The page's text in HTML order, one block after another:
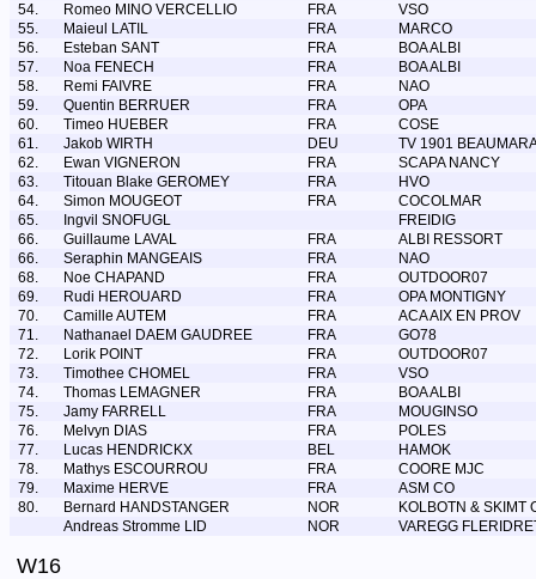
54.
Romeo MINO VERCELLIO FRA
VSO
55.
Maieul LATIL FRA
MARCO
56.
Esteban SANT FRA
BOA ALBI
57.
Noa FENECH FRA
BOA ALBI
58.
Remi FAIVRE FRA
NAO
59.
Quentin BERRUER FRA
OPA
60.
Timeo HUEBER FRA
COSE
61.
Jakob WIRTH DEU
TV 1901
62.
Ewan VIGNERON FRA
SCAPA NANCY
63.
Titouan Blake GEROMEY FRA
HVO
64.
Simon MOUGEOT FRA
COCOLMAR
65.
Ingvil SNOFUGL
FREIDIG
66.
Guillaume LAVAL FRA
ALBI RESSORT
66.
Seraphin MANGEAIS FRA
NAO
68.
Noe CHAPAND FRA
OUTDOOR07
69.
Rudi HEROUARD FRA
OPA MONTIGNY
70.
Camille AUTEM FRA
ACA AIX EN PROV
71.
Nathanael DAEM GAUDREE FRA
GO78
72.
Lorik POINT FRA
OUTDOOR07
73.
Timothee CHOMEL FRA
VSO
74.
Thomas LEMAGNER FRA
BOA ALBI
75.
Jamy FARRELL FRA
MOUGINSO
76.
Melvyn DIAS FRA
POLES
77.
Lucas HENDRICKX BEL
HAMOK
78.
Mathys ESCOURROU FRA
COORE MJC
79.
Maxime HERVE FRA
ASM CO
80.
Bernard HANDSTANGER NOR
KOLBOTN & SKIMT
Andreas Stromme LID
NOR VAREGG
W16